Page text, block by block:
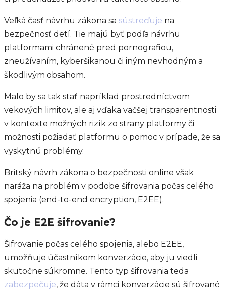
Veľká časť návrhu zákona sa sústreďuje na
bezpečnosť detí. Tie majú byť podľa návrhu
platformami chránené pred pornografiou,
zneužívaním, kyberšikanou či iným nevhodným a
škodlivým obsahom.
Malo by sa tak stať napríklad prostredníctvom
vekových limitov, ale aj vďaka väčšej transparentnosti
v kontexte možných rizík zo strany platformy či
možnosti požiadať platformu o pomoc v prípade, že sa
vyskytnú problémy.
Britský návrh zákona o bezpečnosti online však
naráža na problém v podobe šifrovania počas celého
spojenia (end-to-end encryption, E2EE).
Čo je E2E šifrovanie?
Šifrovanie počas celého spojenia, alebo E2EE,
umožňuje účastníkom konverzácie, aby ju viedli
skutočne súkromne. Tento typ šifrovania teda
zabezpečuje, že dáta v rámci konverzácie sú šifrované